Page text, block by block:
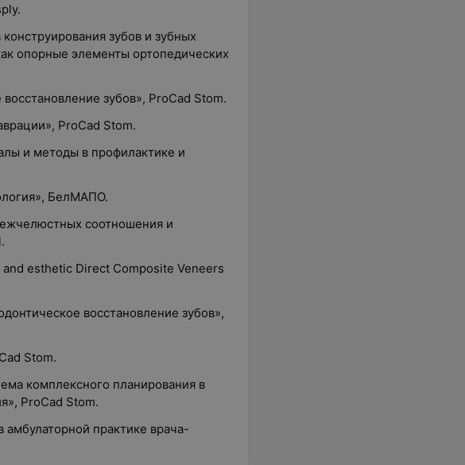
зубов и зубных
опорные элементы ортопедических
зубов», ProCad Stom.
ProCad Stom.
и методы в профилактике и
БелМАПО.
соотношения и
esthetic Direct Composite Veneers
восстановление зубов»,
Stom.
комплексного планирования в
ProCad Stom.
амбулаторной практике врача-